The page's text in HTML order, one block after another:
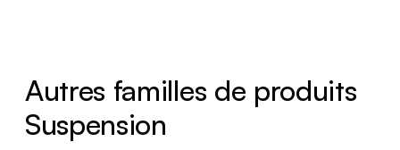
Autres familles de produits
Suspension